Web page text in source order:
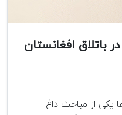
باتلاق افغانستان
یکی از مباحث داغ